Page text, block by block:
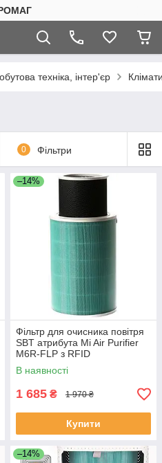
техніка, інтер'єр
0 Фільтри
–14%
Фільтр для очисника повітря
SBT атрибута Mi Air Purifier
M6R-FLP з RFID
В наявності
1 685 ₴ 1 970 ₴
Купити
–14%